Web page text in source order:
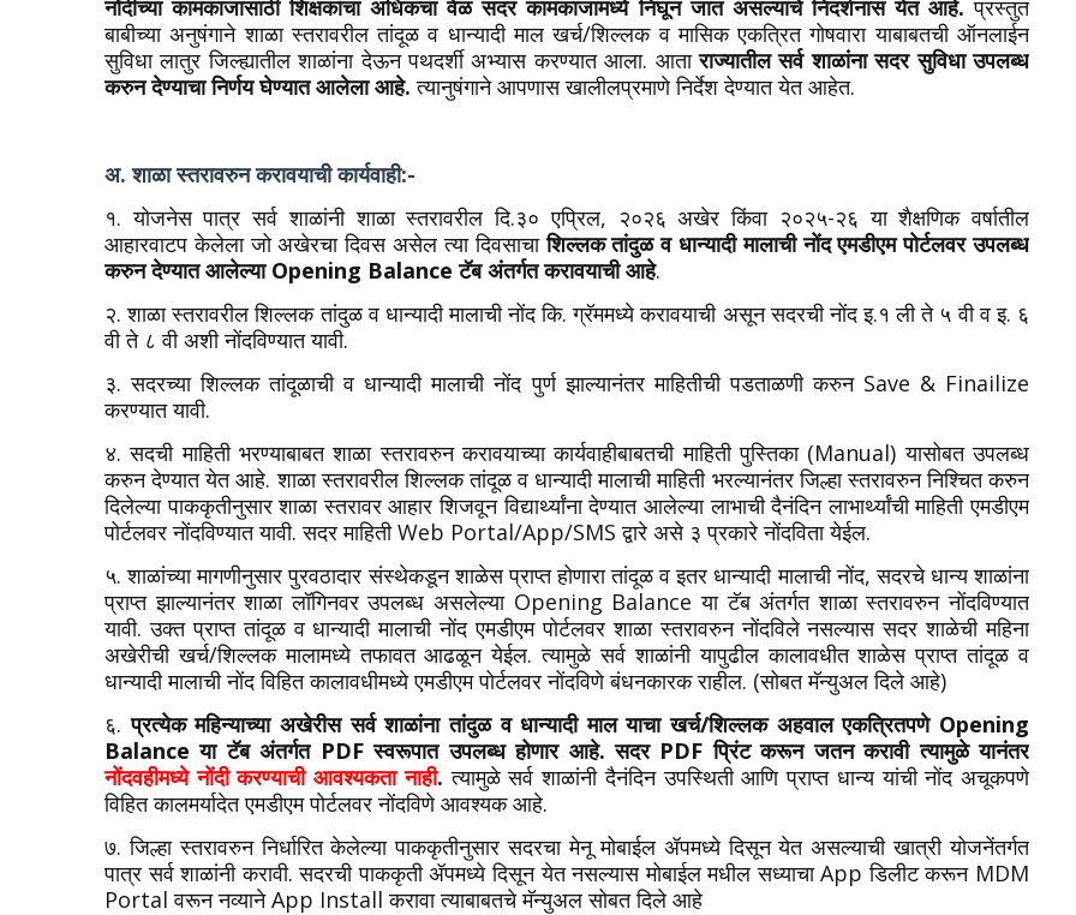
नोंदीच्या कामकाजासाठी शिक्षकांचा अधिकचा वेळ सदर कामकाजामध्ये निघून जात असल्याचे निदर्शनास येत आहे.प्रस्तुत
बाबीच्या अनुषंगाने शाळा स्तरावरील तांदूळ व धान्यादी माल खर्च/शिल्लक व मासिक एकत्रित गोषवारा याबाबतची ऑनलाईन
सुविधा लातुर जिल्ह्यातील शाळांना देऊन पथदर्शी अभ्यास करण्यात आला. आताराज्यातील सर्व शाळांना सदर सुविधा उपलब्ध
करुन देण्याचा निर्णय घेण्यात आलेला आहे. त्यानुषंगाने आपणास खालीलप्रमाणे निर्देश देण्यात येत आहेत.
अ. शाळा स्तरावरुन करावयाची कार्यवाही:-
१. योजनेस पात्र सर्व शाळांनी शाळा स्तरावरील दि.३० एप्रिल, २०२६ अखेर किंवा २०२५-२६ या शैक्षणिक वर्षातील
आहारवाटप केलेला जो अखेरचा दिवस असेल त्या दिवसाचाशिल्लक तांदुळ व धान्यादी मालाची नोंद एमडीएम पोर्टलवर उपलब्ध
करुन देण्यात आलेल्या Opening Balance टॅब अंतर्गत करावयाची आहे.
२. शाळा स्तरावरील शिल्लक तांदुळ व धान्यादी मालाची नोंद कि. ग्रॅममध्ये करावयाची असून सदरची नोंद इ.१ ली ते ५ वी व इ. ६
वी ते ८ वी अशी नोंदविण्यात यावी.
३. सदरच्या शिल्लक तांदूळाची व धान्यादी मालाची नोंद पुर्ण झाल्यानंतर माहितीची पडताळणी करुन Save & Finailize
करण्यात यावी.
४. सदची माहिती भरण्याबाबत शाळा स्तरावरुन करावयाच्या कार्यवाहीबाबतची माहिती पुस्तिका (Manual) यासोबत उपलब्ध
करुन देण्यात येत आहे. शाळा स्तरावरील शिल्लक तांदूळ व धान्यादी मालाची माहिती भरल्यानंतर जिल्हा स्तरावरुन निश्चित करुन
दिलेल्या पाककृतीनुसार शाळा स्तरावर आहार शिजवून विद्यार्थ्यांना देण्यात आलेल्या लाभाची दैनंदिन लाभार्थ्यांची माहिती एमडीएम
पोर्टलवर नोंदविण्यात यावी. सदर माहिती Web Portal/App/SMS द्वारे असे ३ प्रकारे नोंदविता येईल.
५. शाळांच्या मागणीनुसार पुरवठादार संस्थेकडून शाळेस प्राप्त होणारा तांदूळ व इतर धान्यादी मालाची नोंद, सदरचे धान्य शाळांना
प्राप्त झाल्यानंतर शाळा लॉगिनवर उपलब्ध असलेल्या Opening Balance या टॅब अंतर्गत शाळा स्तरावरुन नोंदविण्यात
यावी. उक्त प्राप्त तांदूळ व धान्यादी मालाची नोंद एमडीएम पोर्टलवर शाळा स्तरावरुन नोंदविले नसल्यास सदर शाळेची महिना
अखेरीची खर्च/शिल्लक मालामध्ये तफावत आढळून येईल. त्यामुळे सर्व शाळांनी यापुढील कालावधीत शाळेस प्राप्त तांदूळ व
धान्यादी मालाची नोंद विहित कालावधीमध्ये एमडीएम पोर्टलवर नोंदविणे बंधनकारक राहील. (सोबत मॅन्युअल दिले आहे)
६.प्रत्येक महिन्याच्या अखेरीस सर्व शाळांना तांदुळ व धान्यादी माल याचा खर्च/शिल्लक अहवाल एकत्रितपणे Opening
Balance या टॅब अंतर्गत PDF स्वरूपात उपलब्ध होणार आहे. सदर PDF प्रिंट करून जतन करावी त्यामुळे यानंतर
नोंदवहीमध्ये नोंदी करण्याची आवश्यकता नाही. त्यामुळे सर्व शाळांनी दैनंदिन उपस्थिती आणि प्राप्त धान्य यांची नोंद अचूकपणे
विहित कालमर्यादेत एमडीएम पोर्टलवर नोंदविणे आवश्यक आहे.
७. जिल्हा स्तरावरुन निर्धारित केलेल्या पाककृतीनुसार सदरचा मेनू मोबाईल ॲपमध्ये दिसून येत असल्याची खात्री योजनेंतर्गत
पात्र सर्व शाळांनी करावी. सदरची पाककृती ॲपमध्ये दिसून येत नसल्यास मोबाईल मधील सध्याचा App डिलीट करून MDM
Portal वरून नव्याने App Install करावा त्याबाबतचे मॅन्युअल सोबत दिले आहे